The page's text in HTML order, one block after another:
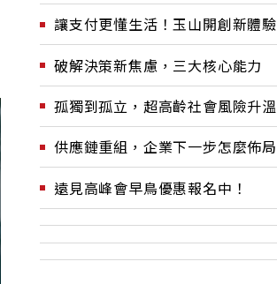
讓支付更懂生活！玉山開創新體驗
破解決策新焦慮，三大核心能力
孤獨到孤立，超高齡社會風險升溫
供應鏈重組，企業下一步怎麼佈局
遠見高峰會早鳥優惠報名中！